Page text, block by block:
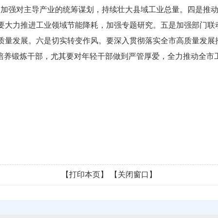
强对主导产业的统筹谋划，持续壮大县域工业总量。四是推
力推进工业领域节能降耗，加强专题研究。五是加强部门
发展。六是切实转变作风。要深入贯彻落实全市高质量发
锻炼干部，尤其要对年轻干部做到严管厚爱，全力推动全
【打印本页】 【关闭窗口】